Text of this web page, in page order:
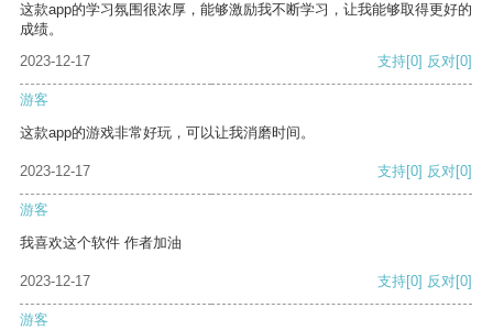
这款app的学习氛围很浓厚，能够激励我不断学习，让我能够取得更好的
成绩。
2023-12-17
支持[0] 反对[0]
游客
这款app的游戏非常好玩，可以让我消磨时间。
2023-12-17 支持[0] 反对[0]
游客
我喜欢这个软件 作者加油
2023-12-17 支持[0] 反对[0]
游客